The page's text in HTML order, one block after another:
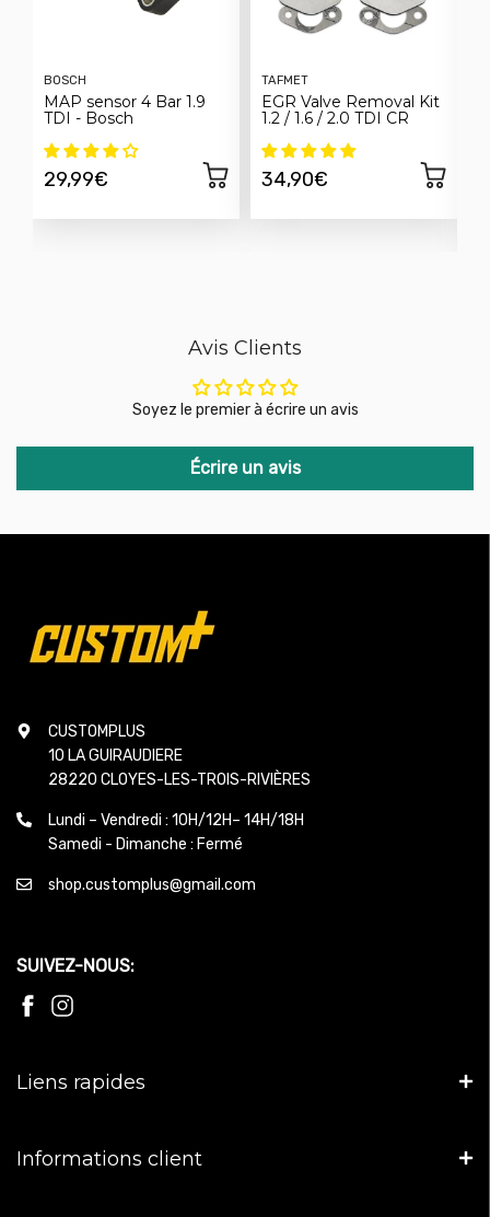
BOSCH
MAP sensor 4 Bar 1.9
TDI - Bosch
29,99€
TAFMET
EGR Valve Removal Kit
1.2 / 1.6 / 2.0 TDI CR
34,90€
Avis Clients
Soyez le premier à écrire un avis
Écrire un avis
CUSTOMPLUS
10 LA GUIRAUDIERE
28220 CLOYES-LES-TROIS-RIVIÈRES
Lundi – Vendredi : 10H/12H– 14H/18H
Samedi - Dimanche : Fermé
shop.customplus@gmail.com
SUIVEZ-NOUS:
Liens rapides
Informations client